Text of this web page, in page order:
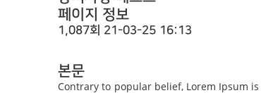
페이지 정보
1,087회 21-03-25 16:13
본문
Contrary to popular belief, Lorem Ipsum